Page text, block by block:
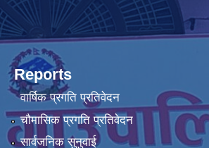
Reports
वार्षिक प्रगति प्रतिवेदन
चौमासिक प्रगति प्रतिवेदन
सार्वजनिक सुनुवाई